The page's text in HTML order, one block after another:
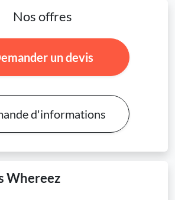
Nos offres
un devis
d'informations
Whereez